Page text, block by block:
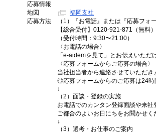
応募情報
地図
福岡支社
応募方法
（1）『お電話』または『応募フォ
【総合受付】0120-921-871（無料）
（受付時間：9:30〜21:00）
〈お電話の場合〉
「e-aidemを見て」とお伝えいただ
〈応募フォームからご応募の場合〉
当社担当者から連絡させていただき
◎応募フォームからのご応募は24時
↓
（2）面談・登録の実施
お電話でのカンタン登録面談や来社
ご都合のよいお日にちをお聞かせく
↓
（3）選考・お仕事のご案内